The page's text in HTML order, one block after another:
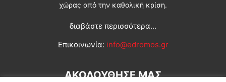
χώρας από την καθολική κρίση.
διαβάστε περισσότερα...
Επικοινωνία: info@edromos.gr
ΑΚΟΛΟΥΘΗΣΕ ΜΑΣ